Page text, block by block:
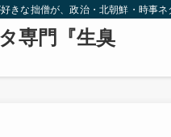
きな拙僧が、政治・北朝鮮・時事
専門『生臭